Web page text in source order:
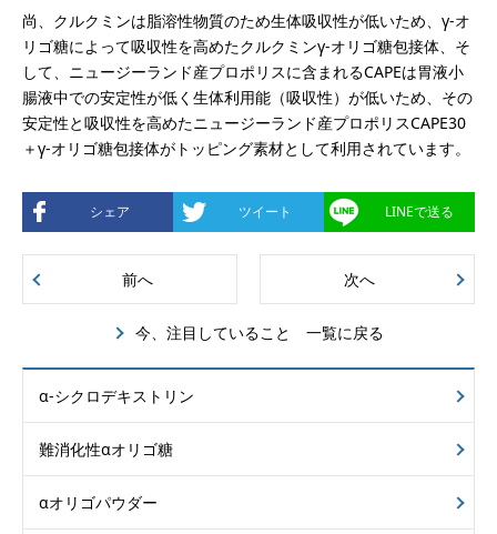
尚、クルクミンは脂溶性物質のため生体吸収性が低いため、γ-オ
リゴ糖によって吸収性を高めたクルクミンγ-オリゴ糖包接体、そ
して、ニュージーランド産プロポリスに含まれるCAPEは胃液小
腸液中での安定性が低く生体利用能（吸収性）が低いため、その
安定性と吸収性を高めたニュージーランド産プロポリスCAPE30
＋γ-オリゴ糖包接体がトッピング素材として利用されています。
シェア ツイート LINEで送る
前へ 次へ
今、注目していること 一覧に戻る
α-シクロデキストリン
難消化性αオリゴ糖
αオリゴパウダー